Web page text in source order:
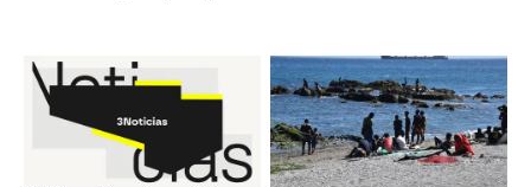
Crisis migratoria